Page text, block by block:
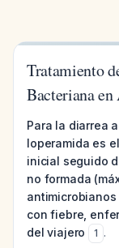
Tratamiento
Bacteriana en
Para la diarrea
loperamida es
inicial seguido
no formada
con fiebre,
del viajero
1 .